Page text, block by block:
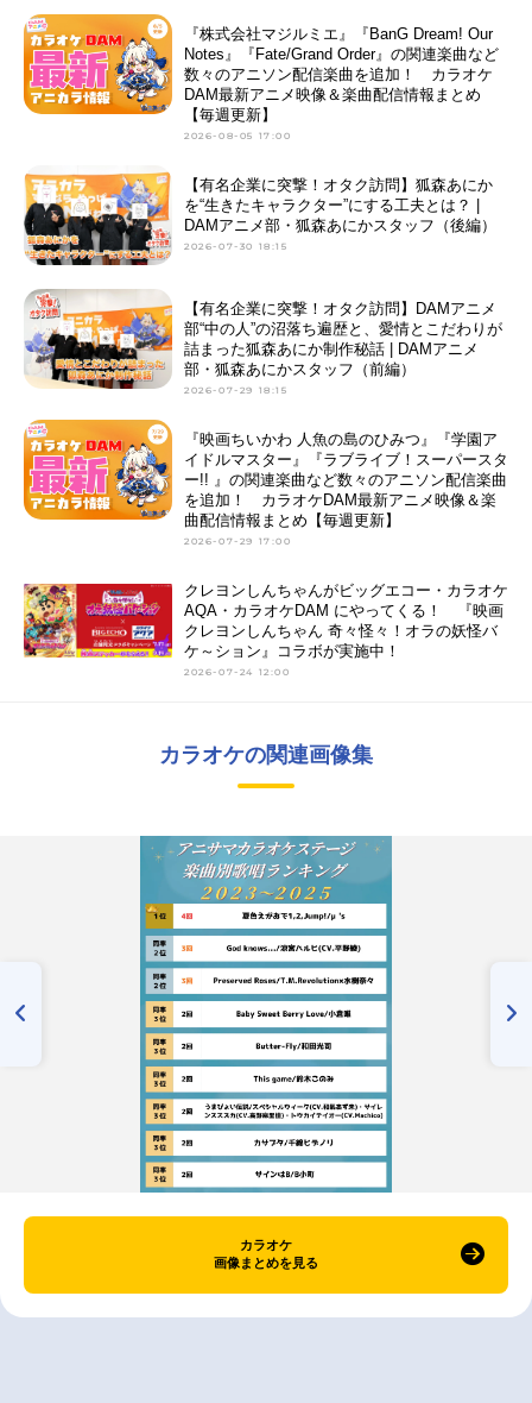
『株式会社マジルミエ』『BanG Dream! Our
Notes』『Fate/Grand Order』の関連楽曲など
数々のアニソン配信楽曲を追加！ カラオケ
DAM最新アニメ映像＆楽曲配信情報まとめ
【毎週更新】
2026-08-05 17:00
【有名企業に突撃！オタク訪問】狐森あにか
を“生きたキャラクター”にする工夫とは？ |
DAMアニメ部・狐森あにかスタッフ（後編）
2026-07-30 18:15
【有名企業に突撃！オタク訪問】DAMアニメ
部“中の人”の沼落ち遍歴と、愛情とこだわりが
詰まった狐森あにか制作秘話 | DAMアニメ
部・狐森あにかスタッフ（前編）
2026-07-29 18:15
『映画ちいかわ 人魚の島のひみつ』『学園ア
イドルマスター』『ラブライブ！スーパースタ
ー!! 』の関連楽曲など数々のアニソン配信楽曲
を追加！ カラオケDAM最新アニメ映像＆楽
曲配信情報まとめ【毎週更新】
2026-07-29 17:00
クレヨンしんちゃんがビッグエコー・カラオケ
AQA・カラオケDAM にやってくる！ 『映画
クレヨンしんちゃん 奇々怪々！オラの妖怪バ
ケ～ション』コラボが実施中！
2026-07-24 12:00
カラオケの関連画像集
カラオケ
画像まとめを見る